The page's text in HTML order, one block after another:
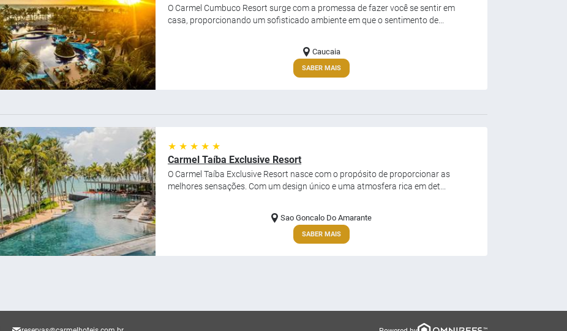
O Carmel Cumbuco Resort surge com a promessa de fazer você se sentir em
casa, proporcionando um sofisticado ambiente em que o sentimento de...
Caucaia
SABER MAIS
★ ★ ★ ★ ★
Carmel Taíba Exclusive Resort
O Carmel Taíba Exclusive Resort nasce com o propósito de proporcionar as
melhores sensações. Com um design único e uma atmosfera rica em det...
Sao Goncalo Do Amarante
SABER MAIS